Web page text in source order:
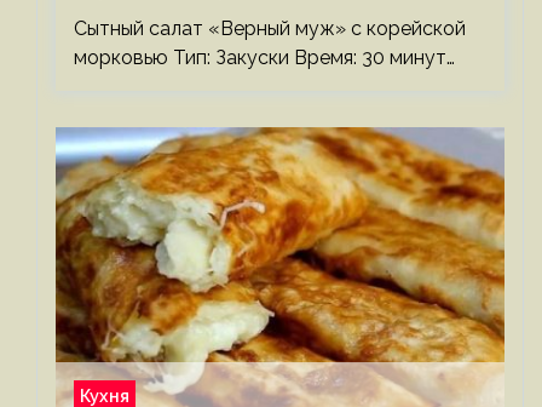
Сытный салат «Верный муж» с корейской
морковью Тип: Закуски Время: 30 минут…
Кухня